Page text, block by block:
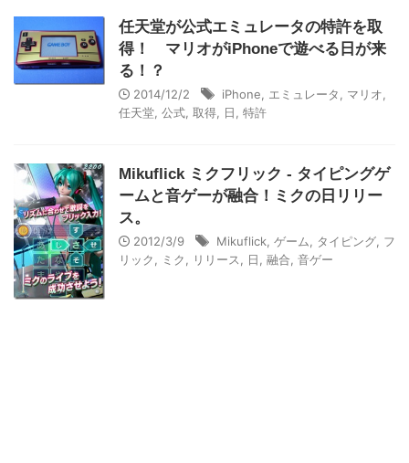
任天堂が公式エミュレータの特許を取
得！ マリオがiPhoneで遊べる日が来
る！？
2014/12/2 iPhone エミュレータ マリオ
任天堂 公式 取得 日 特許
Mikuflick ミクフリック - タイピングゲ
ームと音ゲーが融合！ミクの日リリー
ス。
2012/3/9 Mikuflick ゲーム タイピング フ
リック
ミク リリース 日 融合 音ゲー